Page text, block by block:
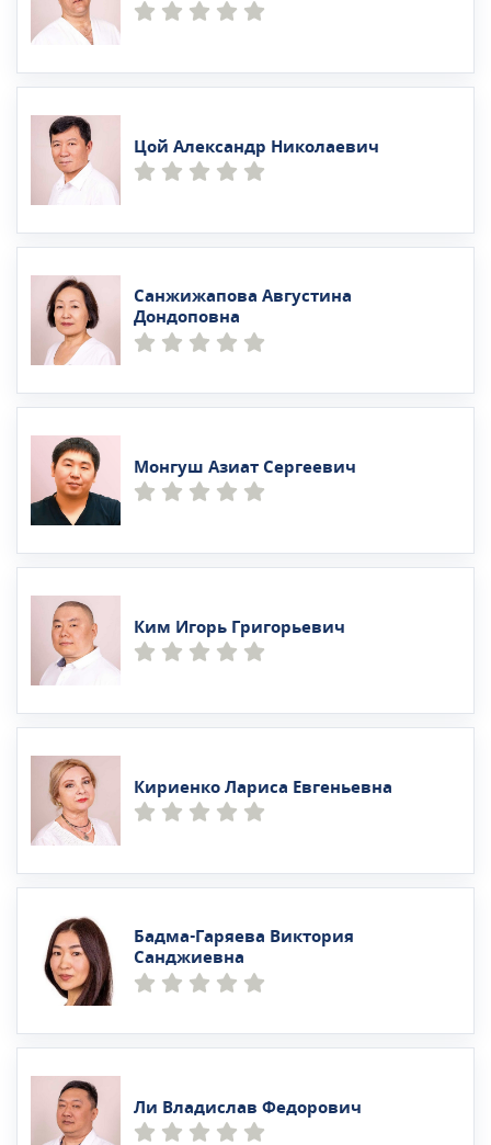
Цой Александр Николаевич
Санжижапова Августина
Дондоповна
Монгуш Азиат Сергеевич
Ким Игорь Григорьевич
Кириенко Лариса Евгеньевна
Бадма-Гаряева Виктория
Санджиевна
Ли Владислав Федорович